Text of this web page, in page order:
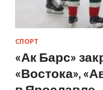
СПОРТ
«Ак Барс»
«Востока»,